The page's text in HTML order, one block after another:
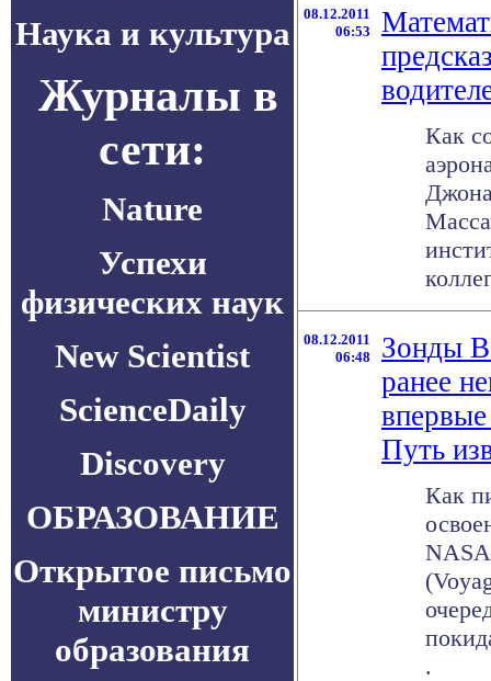
Наука и культура
Журналы в
сети:
Nature
Успехи
физических наук
New Scientist
ScienceDaily
Discovery
ОБРАЗОВАНИЕ
Открытое письмо
министру
образования
08.12.2011
06:53
Как
08.12.2011
06:48
Зонды
ранее
Путь
Как
.